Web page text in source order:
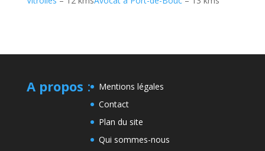
A propos :
Mentions légales
Contact
Plan du site
Qui sommes-nous